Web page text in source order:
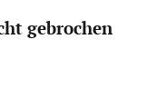
gebrochen